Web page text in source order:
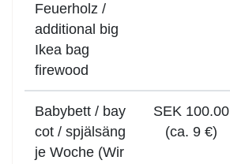
Feuerholz /
additional big
Ikea bag
firewood
Babybett / bay
cot / spjälsäng
je Woche (Wir
SEK 100.00
(ca. 9 €)